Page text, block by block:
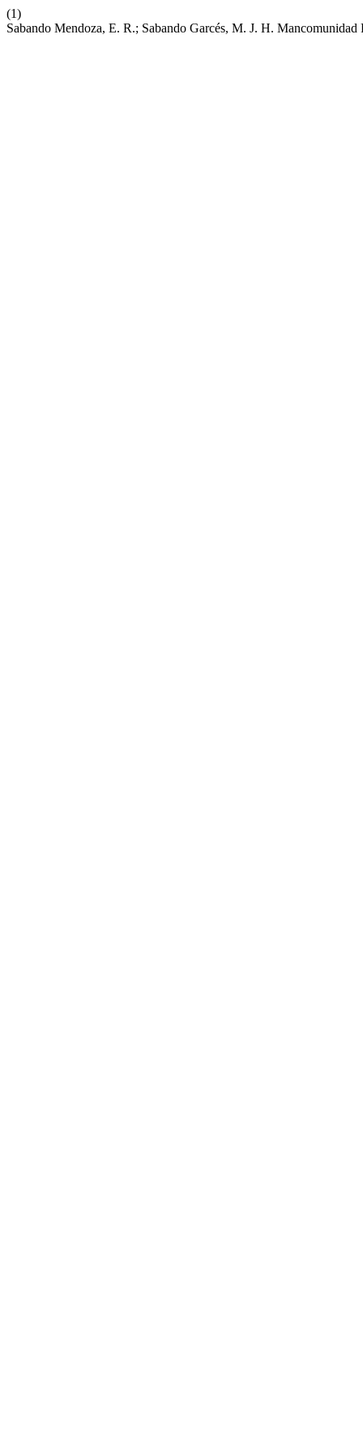
(1)
Sabando Mendoza, E. R.; Sabando Garcés, M. J. H.